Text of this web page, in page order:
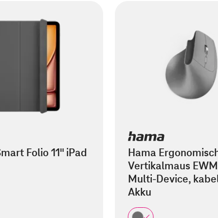
Folio 11" iPad
Hama
Vertikalmaus
Multi-Device,
Akku